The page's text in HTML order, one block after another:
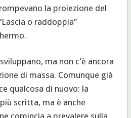
la proiezione del
o raddoppia”
ma non c’è ancora
di massa. Comunque già
qualcosa di nuovo: la
scritta, ma è anche
comincia a prevalere sulla